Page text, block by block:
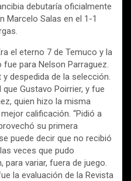
debutaría oficialmente
Marcelo Salas en el 1-1
el eterno 7 de Temuco y la
para Nelson Parraguez.
despedida de la selección.
Gustavo Poirrier, y fue
quien hizo la misma
calificación. “Pidió a
su primera
puede decir que no recibió
veces que pudo
variar, fuera de juego.
la evaluación de la Revista